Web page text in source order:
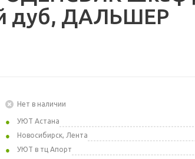
дуб, ДАЛЬШЕР
Нет в наличии
УЮТ Астана
Новосибирск, Лента
УЮТ в тц Апорт